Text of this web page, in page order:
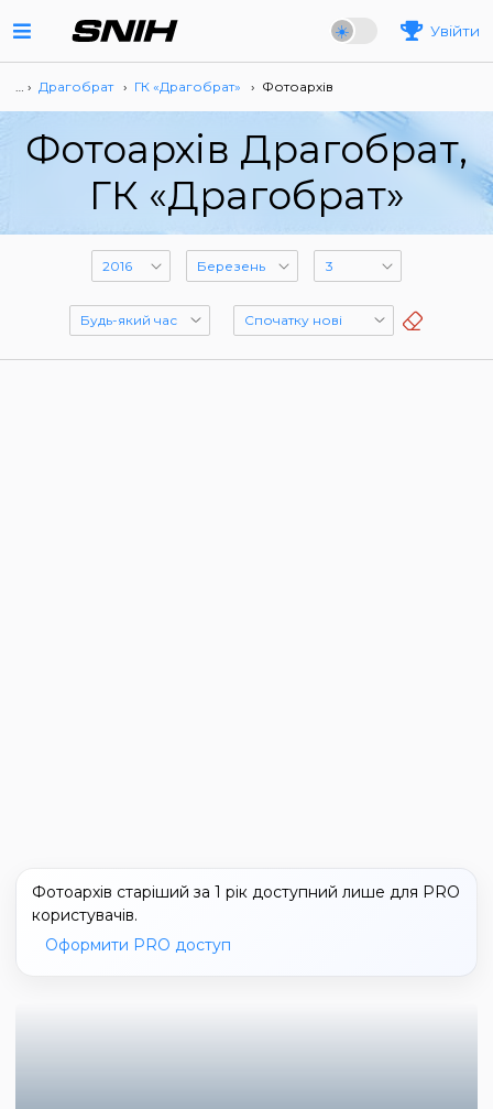
Увійти
… › Драгобрат › ГК «Драгобрат» › Фотоархів
Фотоархів Драгобрат,
ГК «Драгобрат»
Фотоархів старіший за 1 рік доступний лише для PRO
користувачів.
Оформити PRO доступ